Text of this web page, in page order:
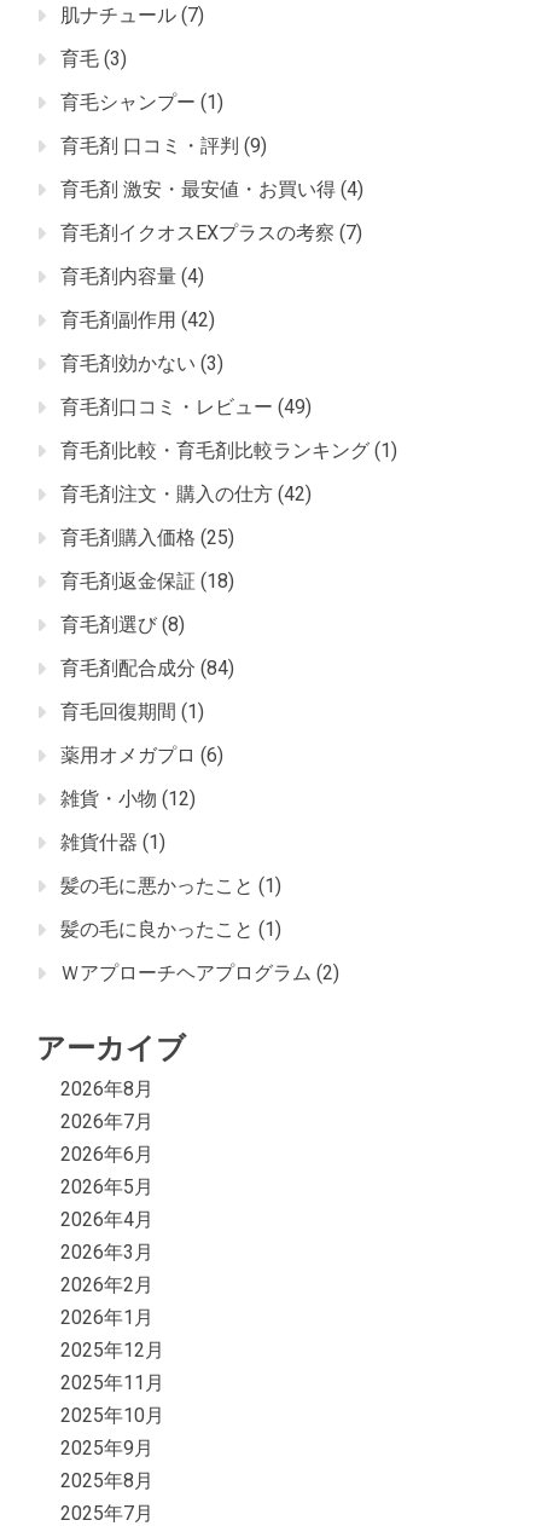
肌ナチュール (7)
育毛 (3)
育毛シャンプー (1)
育毛剤 口コミ・評判 (9)
育毛剤 激安・最安値・お買い得 (4)
育毛剤イクオスEXプラスの考察 (7)
育毛剤内容量 (4)
育毛剤副作用 (42)
育毛剤効かない (3)
育毛剤口コミ・レビュー (49)
育毛剤比較・育毛剤比較ランキング (1)
育毛剤注文・購入の仕方 (42)
育毛剤購入価格 (25)
育毛剤返金保証 (18)
育毛剤選び (8)
育毛剤配合成分 (84)
育毛回復期間 (1)
薬用オメガプロ (6)
雑貨・小物 (12)
雑貨什器 (1)
髪の毛に悪かったこと (1)
髪の毛に良かったこと (1)
Ｗアプローチヘアプログラム (2)
アーカイブ
2026年8月
2026年7月
2026年6月
2026年5月
2026年4月
2026年3月
2026年2月
2026年1月
2025年12月
2025年11月
2025年10月
2025年9月
2025年8月
2025年7月